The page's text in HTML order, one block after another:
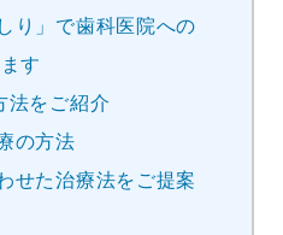
り」で歯科医院への
す
法をご紹介
の方法
せた治療法をご提案